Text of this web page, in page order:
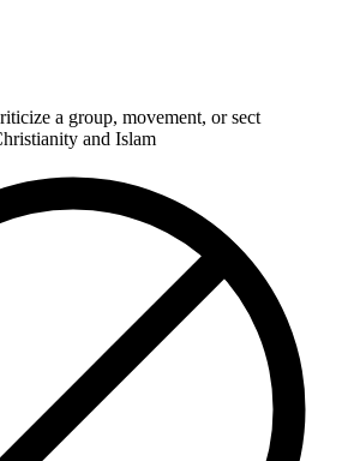
a group, movement, or sect
and Islam